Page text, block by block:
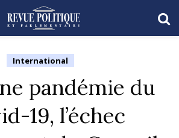
International
pandémie du
19, l’échec